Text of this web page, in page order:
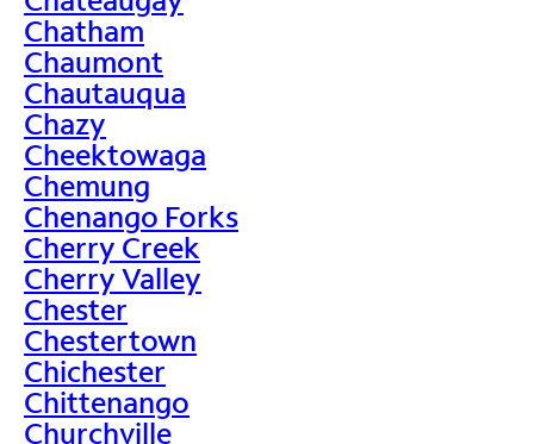
Chatham
Chaumont
Chautauqua
Chazy
Cheektowaga
Chemung
Chenango Forks
Cherry Creek
Cherry Valley
Chester
Chestertown
Chichester
Chittenango
Churchville